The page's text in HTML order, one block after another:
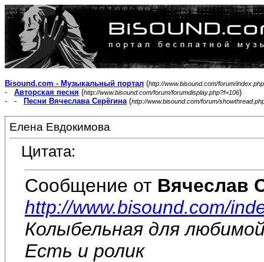
Bisound.com - Музыкальный портал (http://www.bisound.com/forum/index.php
- Авторская песня (http://www.bisound.com/forum/forumdisplay.php?f=106)
- -
Песни Вячеслава Серёгина(http://www.bisound.com/forum/
Елена Евдокимова
Цитата:
Сообщение от Вячеслав
http://www.bisound.com/
Колыбельная для
Есть и ролик